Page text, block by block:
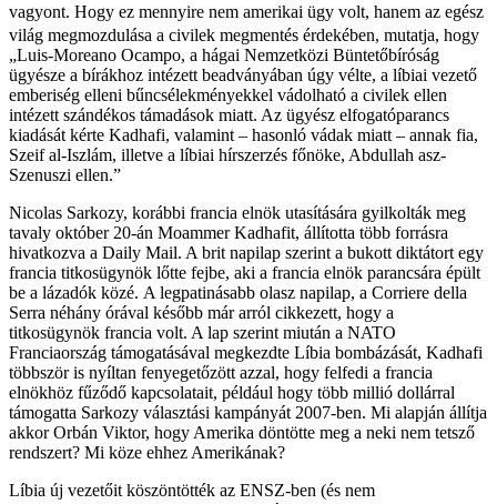
vagyont. Hogy ez mennyire nem amerikai ügy volt, hanem az egész
világ megmozdulása a civilek megmentés érdekében, mutatja, hogy
„Luis-Moreano Ocampo, a hágai Nemzetközi Büntetőbíróság
ügyésze a bírákhoz intézett beadványában úgy vélte, a líbiai vezető
emberiség elleni bűncsélekményekkel vádolható a civilek ellen
intézett szándékos támadások miatt. Az ügyész elfogatóparancs
kiadását kérte Kadhafi, valamint – hasonló vádak miatt – annak fia,
Szeif al-Iszlám, illetve a líbiai hírszerzés főnöke, Abdullah asz-
Szenuszi ellen.”
Nicolas Sarkozy, korábbi francia elnök utasítására gyilkolták meg
tavaly október 20-án Moammer Kadhafit, állította több forrásra
hivatkozva a Daily Mail. A brit napilap szerint a bukott diktátort egy
francia titkosügynök lőtte fejbe, aki a francia elnök parancsára épült
be a lázadók közé. A legpatinásabb olasz napilap, a Corriere della
Serra néhány órával később már arról cikkezett, hogy a
titkosügynök francia volt. A lap szerint miután a NATO
Franciaország támogatásával megkezdte Líbia bombázását, Kadhafi
többször is nyíltan fenyegetőzött azzal, hogy felfedi a francia
elnökhöz fűződő kapcsolatait, például hogy több millió dollárral
támogatta Sarkozy választási kampányát 2007-ben. Mi alapján állítja
akkor Orbán Viktor, hogy Amerika döntötte meg a neki nem tetsző
rendszert? Mi köze ehhez Amerikának?
Líbia új vezetőit köszöntötték az ENSZ-ben (és nem